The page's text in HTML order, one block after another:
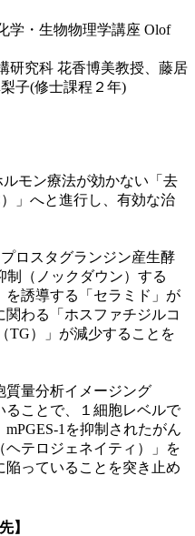
学・生物物理学講座 Olof
研究科 花香博美教授、藤居
子(修士課程２年)
モン療法が効かない「去
」へと進行し、有効な治
ロスタグランジン産生酵
制（ノックダウン）する
を誘導する「セラミド」が
わる「ホスファチジルコ
TG）」が減少することを
質量分析イメージング
ることで、１細胞レベルで
1を抑制されたがん
テロジェネイティ）」を
っていることを突き止め
】